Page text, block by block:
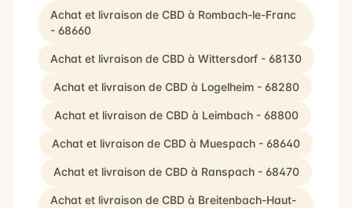
Achat et livraison de CBD à Rombach-le-Franc
- 68660
Achat et livraison de CBD à Wittersdorf - 68130
Achat et livraison de CBD à Logelheim - 68280
Achat et livraison de CBD à Leimbach - 68800
Achat et livraison de CBD à Muespach - 68640
Achat et livraison de CBD à Ranspach - 68470
Achat et livraison de CBD à Breitenbach-Haut-